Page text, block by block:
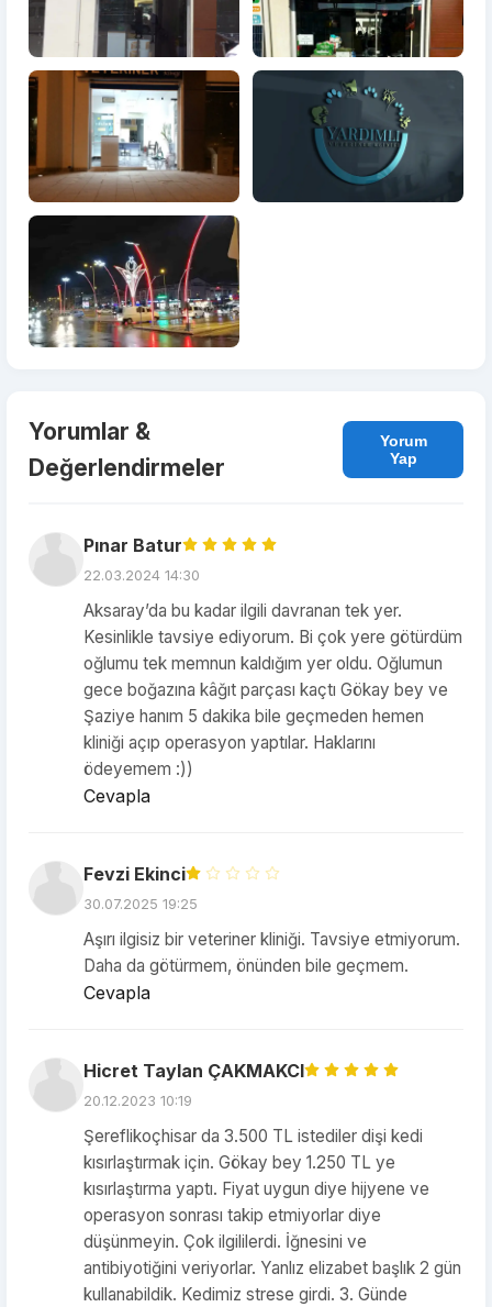
Yorumlar &
Değerlendirmeler
Yorum
Yap
Pınar Batur
22.03.2024 14:30
Aksaray’da bu kadar ilgili davranan tek yer.
Kesinlikle tavsiye ediyorum. Bi çok yere götürdüm
oğlumu tek memnun kaldığım yer oldu. Oğlumun
gece boğazına kâğıt parçası kaçtı Gökay bey ve
Şaziye hanım 5 dakika bile geçmeden hemen
kliniği açıp operasyon yaptılar. Haklarını
ödeyemem :))
Cevapla
Fevzi Ekinci
30.07.2025 19:25
Aşırı ilgisiz bir veteriner kliniği. Tavsiye etmiyorum.
Daha da götürmem, önünden bile geçmem.
Cevapla
Hicret Taylan ÇAKMAKCI
20.12.2023 10:19
Şereflikoçhisar da 3.500 TL istediler dişi kedi
kısırlaştırmak için. Gökay bey 1.250 TL ye
kısırlaştırma yaptı. Fiyat uygun diye hijyene ve
operasyon sonrası takip etmiyorlar diye
düşünmeyin. Çok ilgililerdi. İğnesini ve
antibiyotiğini veriyorlar. Yanlız elizabet başlık 2 gün
kullanabildik. Kedimiz strese girdi. 3. Günde